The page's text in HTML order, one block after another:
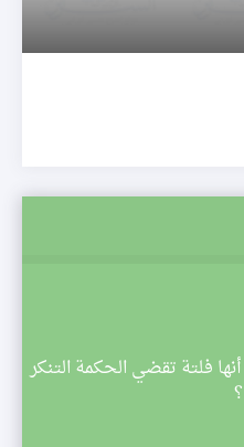
فلتة تقضي الحكمة التنكر